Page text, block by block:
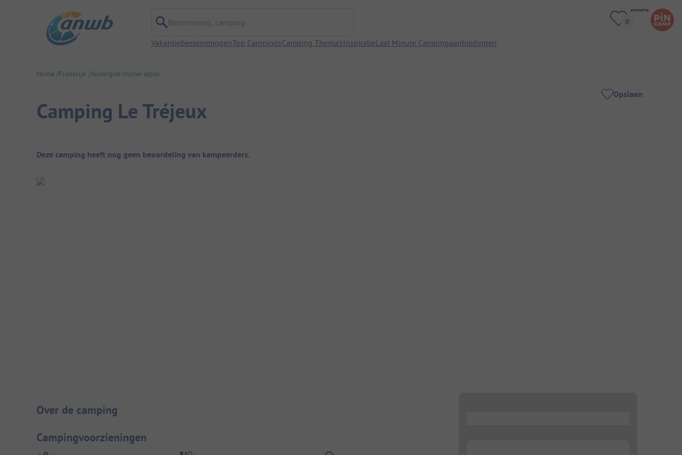
Bestemming, camping
VakantiebestemmingenTop CampingsCamping Thema'sInspiratieLast Minute Campingaanbiedingen
Home Frankrijk Auvergne-rhône-alpes
Camping Le Tréjeux
Opslaan
Camping overzicht
Deze camping heeft nog geen beoordeling van kampeerders.
Camping introductie
Over de camping
Campingvoorzieningen